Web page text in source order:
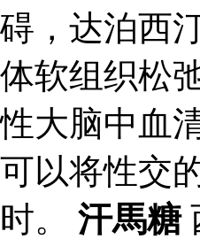
碍，达泊西
体软组织松
性大脑中血
可以将性交
时。 汗馬糖